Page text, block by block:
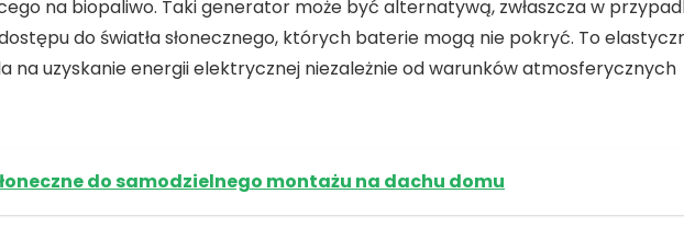
na biopaliwo. Taki generator może być alternatywą, zwłaszcza w
do światła słonecznego, których baterie mogą nie pokryć. To
na uzyskanie energii elektrycznej niezależnie od warunków atmosferycznych
do samodzielnego montażu na dachu domu